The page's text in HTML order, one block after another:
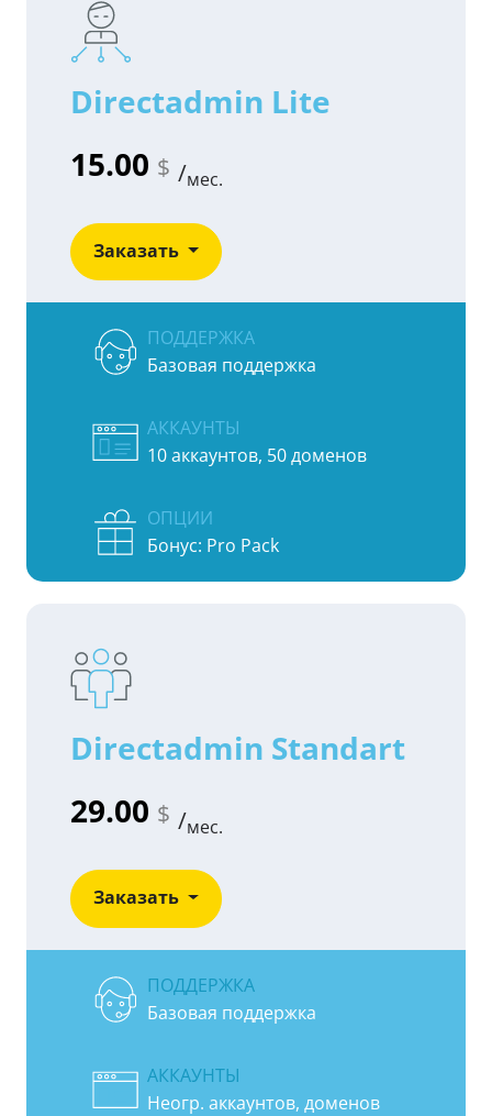
Directadmin Lite
15.00 $ /мес.
Заказать
ПОДДЕРЖКА
Базовая поддержка
АККАУНТЫ
10 аккаунтов, 50 доменов
ОПЦИИ
Бонус: Pro Pack
Directadmin Standart
29.00 $ /мес.
Заказать
ПОДДЕРЖКА
Базовая поддержка
АККАУНТЫ
Неогр. аккаунтов, доменов